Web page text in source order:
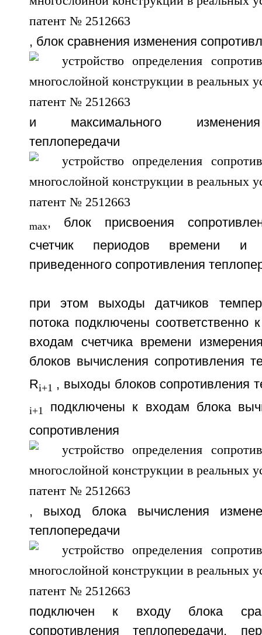
, блок сравнения изменения
и максимального
теплопередачи
max, блок присвоения
счетчик периодов времени и
приведенного сопротивления
при этом выходы датчиков
потока подключены соответственно
входам счетчика времени
блоков вычисления сопротивления
Ri+1 , выходы блоков сопротивления
i+1
подключены к входам блока
сопротивления
, выход блока вычисления
теплопередачи
подключен к входу блока
сопротивления теплопередачи,